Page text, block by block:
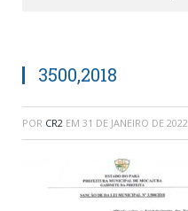
3500,2018
POR CR2 EM 31 DE JANEIRO DE 2022